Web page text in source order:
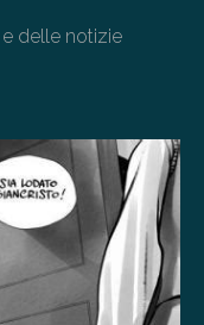
delle notizie